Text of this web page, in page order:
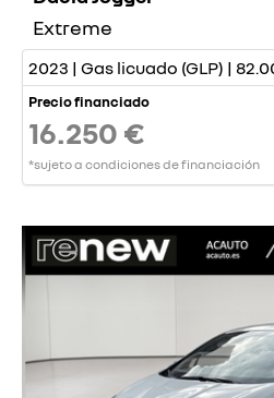
Extreme
2023 | Gas licuado (GLP) |
Precio financiado
16.250 €
*sujeto a condiciones de financiación